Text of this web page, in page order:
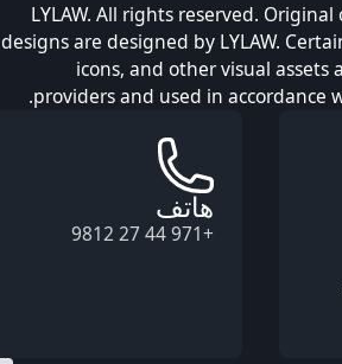
© 2026 LYLAW. All rights reserved.
designs are designed by LYLAW.
icons, and other visual
providers and used in accordance
هاتف
+971 44 27 9812